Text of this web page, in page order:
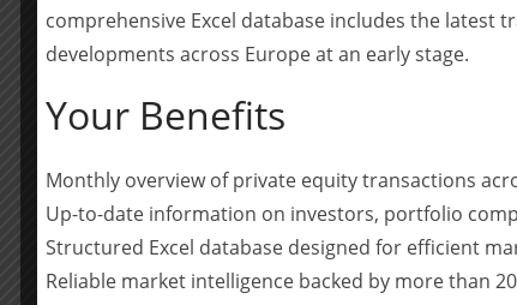
Über Bluemont
Geschäftsmodelle. In unserer Business Unit
gesamten M&A-Wertschöpfungskette.
zurück.
Transaktionsberatung: Commercial Due
| Post Merger Integration
comprehensive Excel database includes the
developments across Europe at an early stage.
Your Benefits
Monthly overview of private equity transactions
Up-to-date information on investors, portfolio
Structured Excel database designed for efficient
Reliable market intelligence backed by more than